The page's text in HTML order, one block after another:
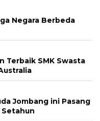
Negara Berbeda
Terbaik SMK Swasta
Jombang ini Pasang
Setahun